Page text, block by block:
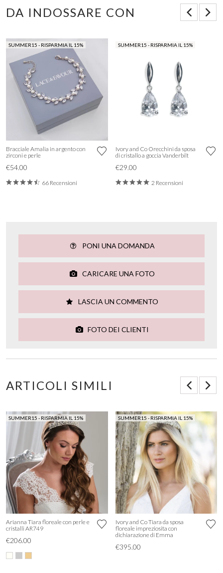
DA INDOSSARE CON
SUMMER15 - RISPARMIA IL 15%
Bracciale Amalia in argento con
zirconi e perle
€54.00
66 Recensioni
SUMMER15 - RISPARMIA IL 15%
Ivory and Co Orecchini da sposa
di cristallo a goccia Vanderbilt
€29.00
2 Recensioni
PONI UNA DOMANDA
CARICARE UNA FOTO
LASCIA UN COMMENTO
FOTO DEI CLIENTI
ARTICOLI SIMILI
SUMMER15 - RISPARMIA IL 15%
Arianna Tiara floreale con perle e
cristalli AR749
€206.00
SUMMER15 - RISPARMIA IL 15%
Ivory and Co Tiara da sposa
floreale impreziosita con
dichiarazione di Emma
€395.00